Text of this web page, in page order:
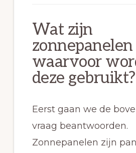
Wat zijn
waarvoor
deze gebruikt?
Eerst gaan we de
vraag beantwoorden.
Zonnepanelen zijn